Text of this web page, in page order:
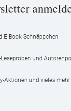
E-Book-Schnäppchen
Leseproben und
Aktionen und vieles mehr